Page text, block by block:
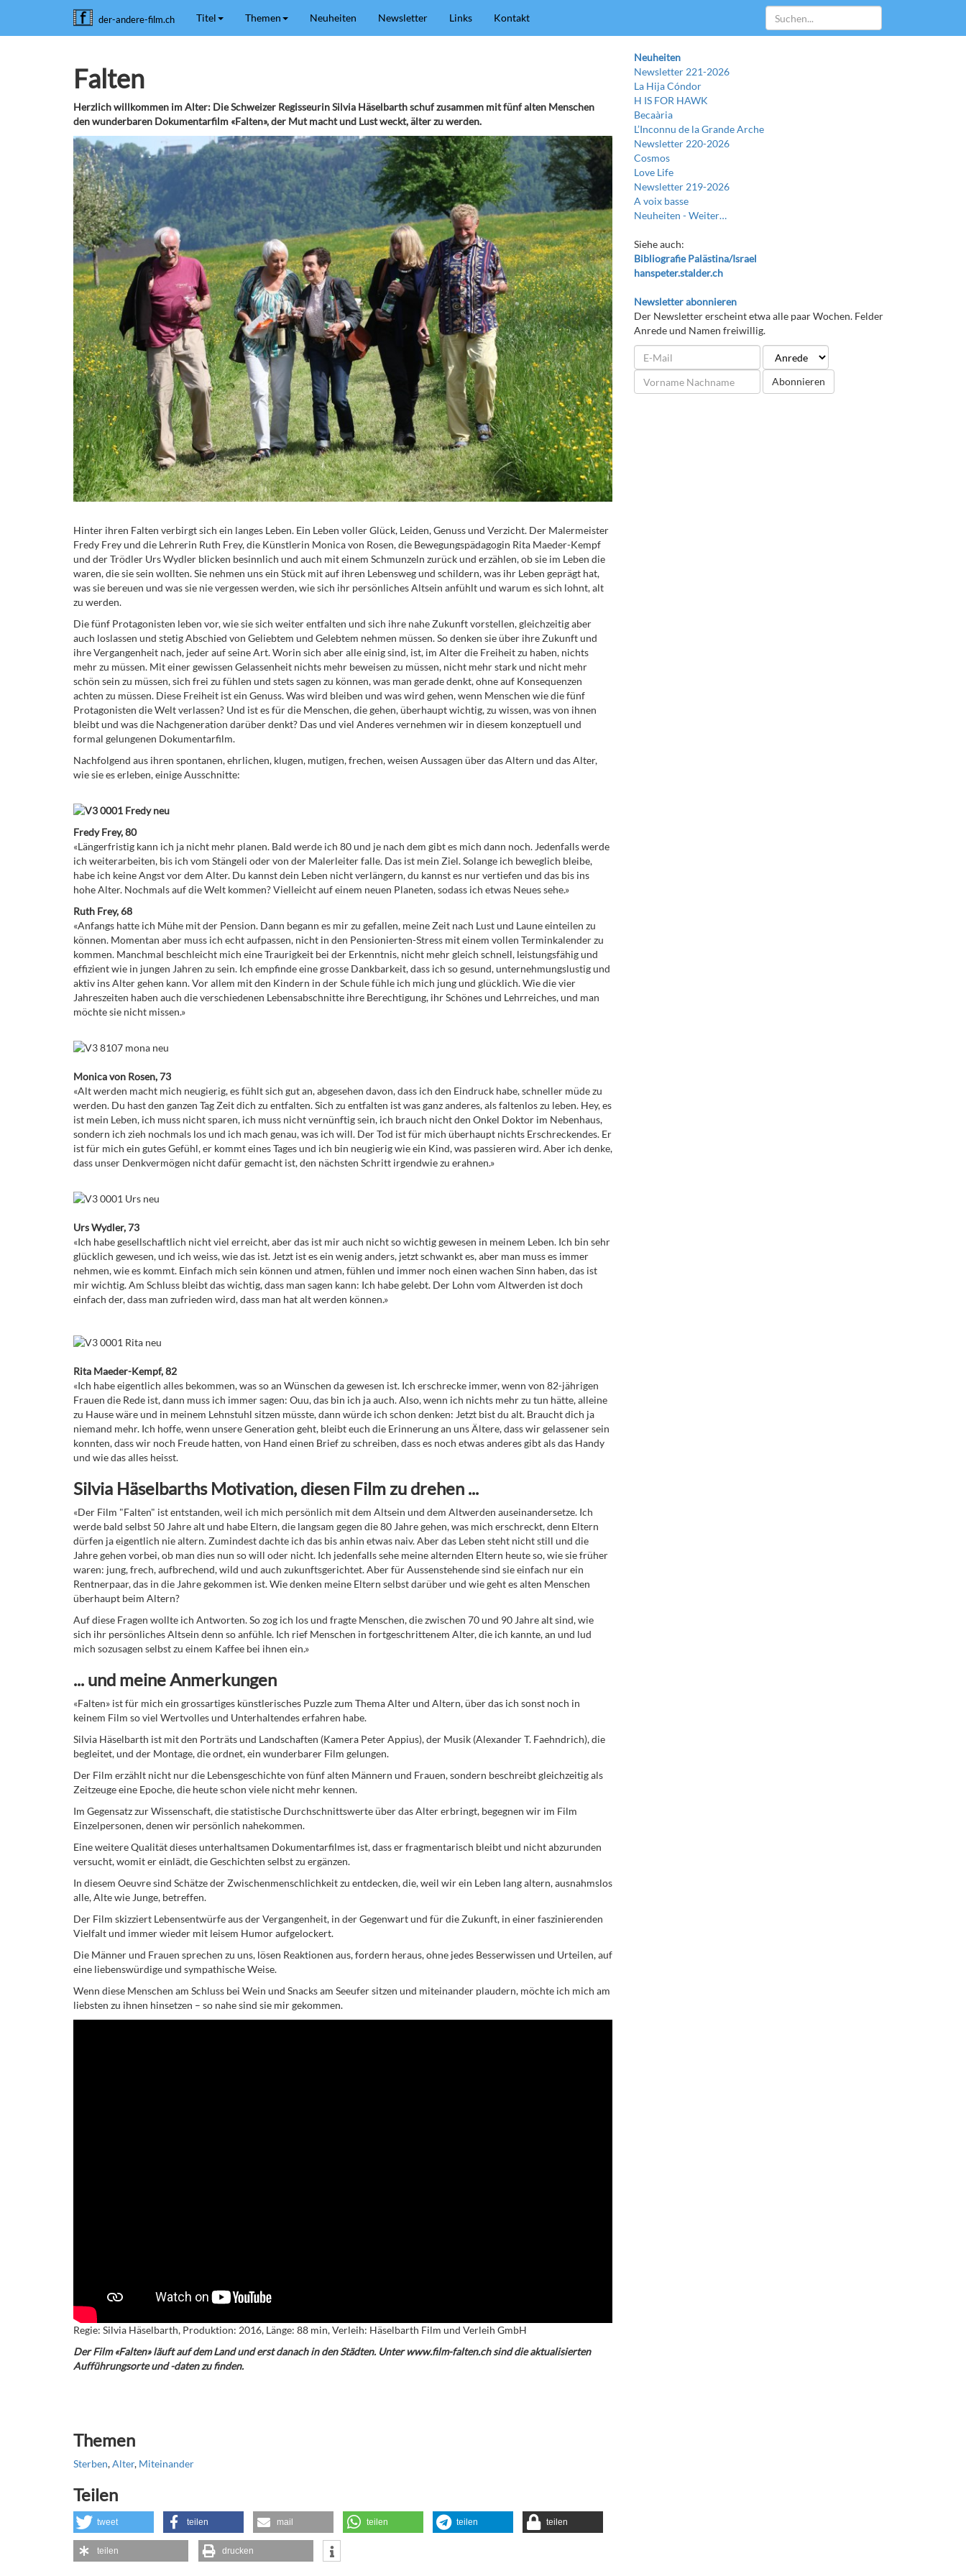
der-andere-film.ch Titel Themen Neuheiten Newsletter Links Kontakt
Falten
Herzlich willkommen im Alter: Die Schweizer Regisseurin Silvia Häselbarth schuf zusammen mit fünf alten Menschen
den wunderbaren Dokumentarfilm «Falten», der Mut macht und Lust weckt, älter zu werden.
Hinter ihren Falten verbirgt sich ein langes Leben. Ein Leben voller Glück, Leiden, Genuss und Verzicht. Der Malermeister
Fredy Frey und die Lehrerin Ruth Frey, die Künstlerin Monica von Rosen, die Bewegungspädagogin Rita Maeder-Kempf
und der Trödler Urs Wydler blicken besinnlich und auch mit einem Schmunzeln zurück und erzählen, ob sie im Leben die
waren, die sie sein wollten. Sie nehmen uns ein Stück mit auf ihren Lebensweg und schildern, was ihr Leben geprägt hat,
was sie bereuen und was sie nie vergessen werden, wie sich ihr persönliches Altsein anfühlt und warum es sich lohnt, alt
zu werden.
Die fünf Protagonisten leben vor, wie sie sich weiter entfalten und sich ihre nahe Zukunft vorstellen, gleichzeitig aber
auch loslassen und stetig Abschied von Geliebtem und Gelebtem nehmen müssen. So denken sie über ihre Zukunft und
ihre Vergangenheit nach, jeder auf seine Art. Worin sich aber alle einig sind, ist, im Alter die Freiheit zu haben, nichts
mehr zu müssen. Mit einer gewissen Gelassenheit nichts mehr beweisen zu müssen, nicht mehr stark und nicht mehr
schön sein zu müssen, sich frei zu fühlen und stets sagen zu können, was man gerade denkt, ohne auf Konsequenzen
achten zu müssen. Diese Freiheit ist ein Genuss. Was wird bleiben und was wird gehen, wenn Menschen wie die fünf
Protagonisten die Welt verlassen? Und ist es für die Menschen, die gehen, überhaupt wichtig, zu wissen, was von ihnen
bleibt und was die Nachgeneration darüber denkt? Das und viel Anderes vernehmen wir in diesem konzeptuell und
formal gelungenen Dokumentarfilm.
Nachfolgend aus ihren spontanen, ehrlichen, klugen, mutigen, frechen, weisen Aussagen über das Altern und das Alter,
wie sie es erleben, einige Ausschnitte:
Fredy Frey, 80
«Längerfristig kann ich ja nicht mehr planen. Bald werde ich 80 und je nach dem gibt es mich dann noch. Jedenfalls werde
ich weiterarbeiten, bis ich vom Stängeli oder von der Malerleiter falle. Das ist mein Ziel. Solange ich beweglich bleibe,
habe ich keine Angst vor dem Alter. Du kannst dein Leben nicht verlängern, du kannst es nur vertiefen und das bis ins
hohe Alter. Nochmals auf die Welt kommen? Vielleicht auf einem neuen Planeten, sodass ich etwas Neues sehe.»
Ruth Frey, 68
«Anfangs hatte ich Mühe mit der Pension. Dann begann es mir zu gefallen, meine Zeit nach Lust und Laune einteilen zu
können. Momentan aber muss ich echt aufpassen, nicht in den Pensionierten-Stress mit einem vollen Terminkalender zu
kommen. Manchmal beschleicht mich eine Traurigkeit bei der Erkenntnis, nicht mehr gleich schnell, leistungsfähig und
effizient wie in jungen Jahren zu sein. Ich empfinde eine grosse Dankbarkeit, dass ich so gesund, unternehmungslustig und
aktiv ins Alter gehen kann. Vor allem mit den Kindern in der Schule fühle ich mich jung und glücklich. Wie die vier
Jahreszeiten haben auch die verschiedenen Lebensabschnitte ihre Berechtigung, ihr Schönes und Lehrreiches, und man
möchte sie nicht missen.»
Monica von Rosen, 73
«Alt werden macht mich neugierig, es fühlt sich gut an, abgesehen davon, dass ich den Eindruck habe, schneller müde zu
werden. Du hast den ganzen Tag Zeit dich zu entfalten. Sich zu entfalten ist was ganz anderes, als faltenlos zu leben. Hey, es
ist mein Leben, ich muss nicht sparen, ich muss nicht vernünftig sein, ich brauch nicht den Onkel Doktor im Nebenhaus,
sondern ich zieh nochmals los und ich mach genau, was ich will. Der Tod ist für mich überhaupt nichts Erschreckendes. Er
ist für mich ein gutes Gefühl, er kommt eines Tages und ich bin neugierig wie ein Kind, was passieren wird. Aber ich denke,
dass unser Denkvermögen nicht dafür gemacht ist, den nächsten Schritt irgendwie zu erahnen.»
Urs Wydler, 73
«Ich habe gesellschaftlich nicht viel erreicht, aber das ist mir auch nicht so wichtig gewesen in meinem Leben. Ich bin sehr
glücklich gewesen, und ich weiss, wie das ist. Jetzt ist es ein wenig anders, jetzt schwankt es, aber man muss es immer
nehmen, wie es kommt. Einfach mich sein können und atmen, fühlen und immer noch einen wachen Sinn haben, das ist
mir wichtig. Am Schluss bleibt das wichtig, dass man sagen kann: Ich habe gelebt. Der Lohn vom Altwerden ist doch
einfach der, dass man zufrieden wird, dass man hat alt werden können.»
Rita Maeder-Kempf, 82
«Ich habe eigentlich alles bekommen, was so an Wünschen da gewesen ist. Ich erschrecke immer, wenn von 82-jährigen
Frauen die Rede ist, dann muss ich immer sagen: Ouu, das bin ich ja auch. Also, wenn ich nichts mehr zu tun hätte, alleine
zu Hause wäre und in meinem Lehnstuhl sitzen müsste, dann würde ich schon denken: Jetzt bist du alt. Braucht dich ja
niemand mehr. Ich hoffe, wenn unsere Generation geht, bleibt euch die Erinnerung an uns Ältere, dass wir gelassener sein
konnten, dass wir noch Freude hatten, von Hand einen Brief zu schreiben, dass es noch etwas anderes gibt als das Handy
und wie das alles heisst.
Silvia Häselbarths Motivation, diesen Film zu drehen ...
«Der Film "Falten" ist entstanden, weil ich mich persönlich mit dem Altsein und dem Altwerden auseinandersetze. Ich
werde bald selbst 50 Jahre alt und habe Eltern, die langsam gegen die 80 Jahre gehen, was mich erschreckt, denn Eltern
dürfen ja eigentlich nie altern. Zumindest dachte ich das bis anhin etwas naiv. Aber das Leben steht nicht still und die
Jahre gehen vorbei, ob man dies nun so will oder nicht. Ich jedenfalls sehe meine alternden Eltern heute so, wie sie früher
waren: jung, frech, aufbrechend, wild und auch zukunftsgerichtet. Aber für Aussenstehende sind sie einfach nur ein
Rentnerpaar, das in die Jahre gekommen ist. Wie denken meine Eltern selbst darüber und wie geht es alten Menschen
überhaupt beim Altern?
Auf diese Fragen wollte ich Antworten. So zog ich los und fragte Menschen, die zwischen 70 und 90 Jahre alt sind, wie
sich ihr persönliches Altsein denn so anfühle. Ich rief Menschen in fortgeschrittenem Alter, die ich kannte, an und lud
mich sozusagen selbst zu einem Kaffee bei ihnen ein.»
... und meine Anmerkungen
«Falten» ist für mich ein grossartiges künstlerisches Puzzle zum Thema Alter und Altern, über das ich sonst noch in
keinem Film so viel Wertvolles und Unterhaltendes erfahren habe.
Silvia Häselbarth ist mit den Porträts und Landschaften (Kamera Peter Appius), der Musik (Alexander T. Faehndrich), die
begleitet, und der Montage, die ordnet, ein wunderbarer Film gelungen.
Der Film erzählt nicht nur die Lebensgeschichte von fünf alten Männern und Frauen, sondern beschreibt gleichzeitig als
Zeitzeuge eine Epoche, die heute schon viele nicht mehr kennen.
Im Gegensatz zur Wissenschaft, die statistische Durchschnittswerte über das Alter erbringt, begegnen wir im Film
Einzelpersonen, denen wir persönlich nahekommen.
Eine weitere Qualität dieses unterhaltsamen Dokumentarfilmes ist, dass er fragmentarisch bleibt und nicht abzurunden
versucht, womit er einlädt, die Geschichten selbst zu ergänzen.
In diesem Oeuvre sind Schätze der Zwischenmenschlichkeit zu entdecken, die, weil wir ein Leben lang altern, ausnahmslos
alle, Alte wie Junge, betreffen.
Der Film skizziert Lebensentwürfe aus der Vergangenheit, in der Gegenwart und für die Zukunft, in einer faszinierenden
Vielfalt und immer wieder mit leisem Humor aufgelockert.
Die Männer und Frauen sprechen zu uns, lösen Reaktionen aus, fordern heraus, ohne jedes Besserwissen und Urteilen, auf
eine liebenswürdige und sympathische Weise.
Wenn diese Menschen am Schluss bei Wein und Snacks am Seeufer sitzen und miteinander plaudern, möchte ich mich am
liebsten zu ihnen hinsetzen – so nahe sind sie mir gekommen.
Regie: Silvia Häselbarth, Produktion: 2016, Länge: 88 min, Verleih: Häselbarth Film und Verleih GmbH
Der Film «Falten» läuft auf dem Land und erst danach in den Städten. Unter www.film-falten.ch sind die aktualisierten
Aufführungsorte und -daten zu finden.
Themen
Sterben,Alter, Miteinander
Teilen
tweet teilen mail teilen teilen teilen
teilen drucken
Neuheiten
Newsletter 221-2026
La Hija Cóndor
H IS FOR HAWK
Becaària
L’Inconnu de la Grande Arche
Newsletter 220-2026
Cosmos
Love Life
Newsletter 219-2026
A voix basse
Neuheiten -Weiter…
Siehe auch:
Bibliografie Palästina/Israel
hanspeter.stalder.ch
Newsletter abonnieren
Der Newsletter erscheint etwa alle paar Wochen. Felder
Anrede und Namen freiwillig.
Abonnieren